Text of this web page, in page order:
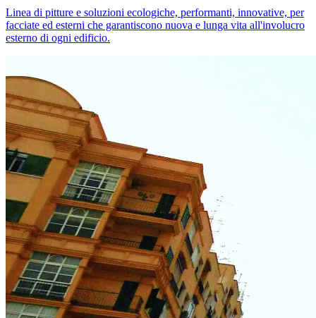
Linea di pitture e soluzioni ecologiche, performanti, innovative, per
facciate ed esterni che garantiscono nuova e lunga vita all'involucro
esterno di ogni edificio.